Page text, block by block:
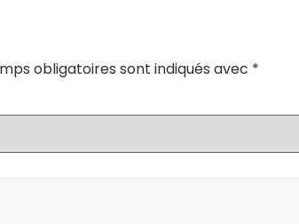
obligatoires sont indiqués avec *